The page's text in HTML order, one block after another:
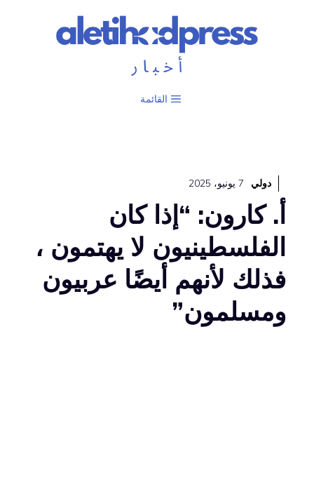
القائمة
دولي 7 يونيو، 2025
أ. كارون: “إذا كان
الفلسطينيون لا يهتمون ،
فذلك لأنهم أيضًا عربيون
ومسلمون”